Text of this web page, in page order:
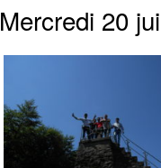
Mercredi 20